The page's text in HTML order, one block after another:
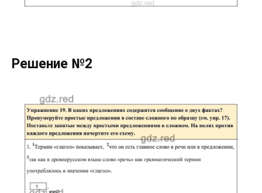
Решение №2